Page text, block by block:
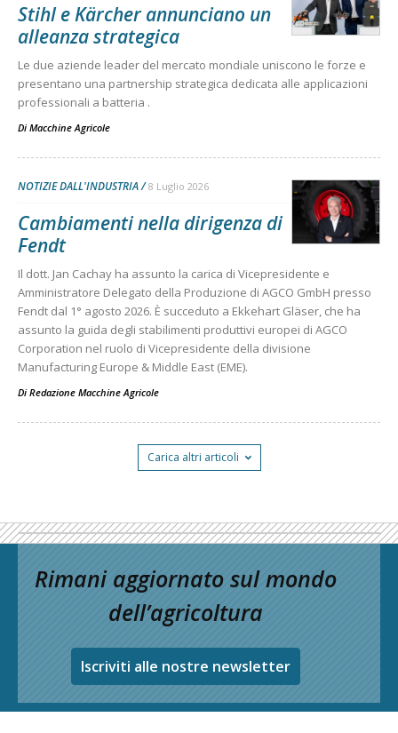
Stihl e Kärcher annunciano un
alleanza strategica
Le due aziende leader del mercato mondiale uniscono le forze e
presentano una partnership strategica dedicata alle applicazioni
professionali a batteria .
Di Macchine Agricole
NOTIZIE DALL'INDUSTRIA 8 Luglio 2026
Cambiamenti nella dirigenza di
Fendt
Il dott. Jan Cachay ha assunto la carica di Vicepresidente e
Amministratore Delegato della Produzione di AGCO GmbH presso
Fendt dal 1° agosto 2026. È succeduto a Ekkehart Gläser, che ha
assunto la guida degli stabilimenti produttivi europei di AGCO
Corporation nel ruolo di Vicepresidente della divisione
Manufacturing Europe & Middle East (EME).
Di Redazione Macchine Agricole
Carica altri articoli
Rimani aggiornato sul mondo
dell’agricoltura
Iscriviti alle nostre newsletter